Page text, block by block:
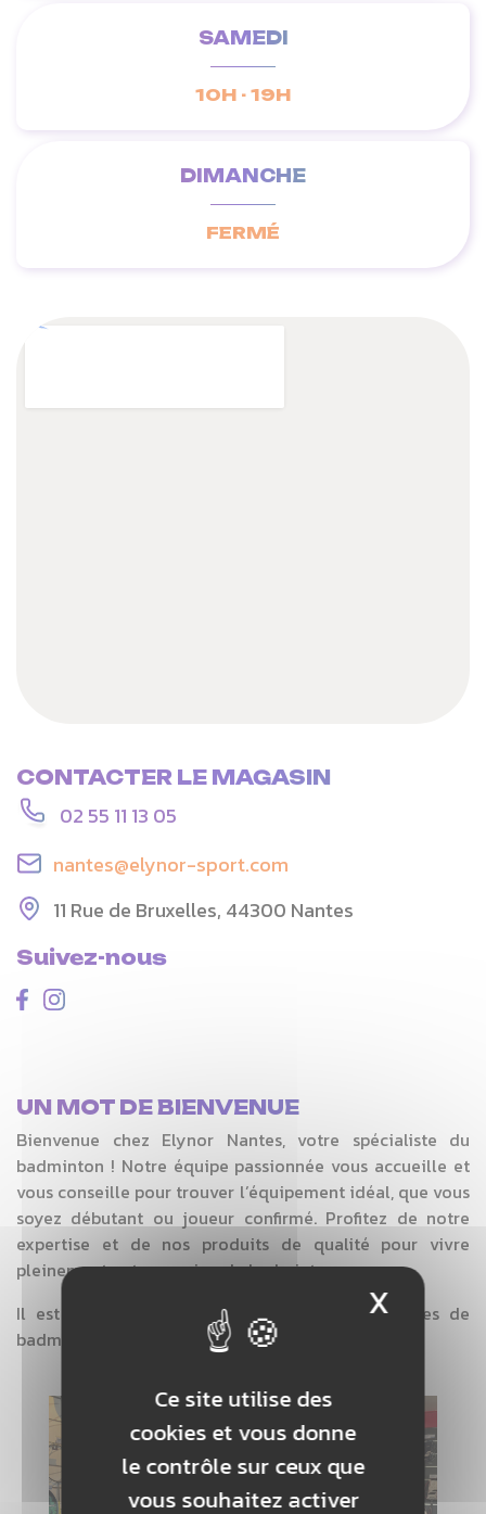
Ce site utilise des
cookies et vous donne
le contrôle sur ceux que
vous souhaitez activer
X
SAMEDI
10H - 19H
DIMANCHE
FERMÉ
CONTACTER LE MAGASIN
02 55 11 13 05
nantes@elynor-sport.com
11 Rue de Bruxelles, 44300 Nantes
Suivez-nous
UN MOT DE BIENVENUE
Bienvenue chez Elynor Nantes, votre spécialiste du
badminton ! Notre équipe passionnée vous accueille et
vous conseille pour trouver l’équipement idéal, que vous
soyez débutant ou joueur confirmé. Profitez de notre
expertise et de nos produits de qualité pour vivre
pleinement votre passion du badminton.
Il est également possible de tester des raquettes de
badminton.